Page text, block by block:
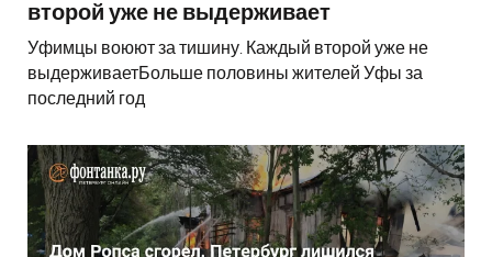
второй уже не выдерживает
Уфимцы воюют за тишину. Каждый второй уже не
выдерживаетБольше половины жителей Уфы за
последний год